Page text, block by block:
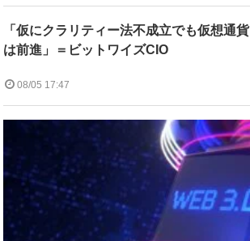
「仮にクラリティー法不成立でも仮想通貨
は前進」＝ビットワイズCIO
08/05 17:47